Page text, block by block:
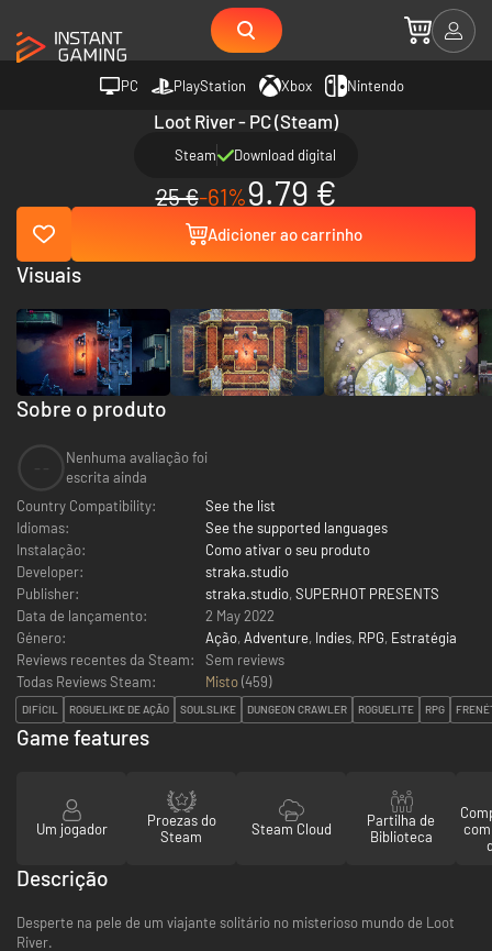
PC PlayStation Xbox Nintendo
Loot River - PC (Steam)
Steam Download digital
25 €-61%9.79 €
Adicioner ao carrinho
Sobre o produto
Nenhuma avaliação foi
escrita ainda
Country Compatibility:
See the list
Idiomas:
See the supported languages
Instalação:
Como ativar o seu produto
Developer:
straka.studio
Publisher:
straka.studio, SUPERHOT PRESENTS
Data de lançamento:
2 May 2022
Género:
Ação, Adventure, Indies, RPG, Estratégia
Reviews recentes da Steam:
Sem reviews
Todas Reviews Steam:
Misto(459)
DIFÍCIL ROGUELIKE DE AÇÃO SOULSLIKE DUNGEON CRAWLER ROGUELITE RPG
Visuais
Game features
Um jogador
Proezas do
Steam
Steam Cloud
Partilha de
Biblioteca
Descrição
Desperte na pele de um viajante solitário no misterioso mundo de Loot
River.